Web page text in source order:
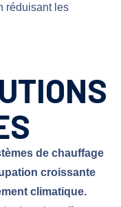
réduisant les
de chauffage
croissante
climatique.